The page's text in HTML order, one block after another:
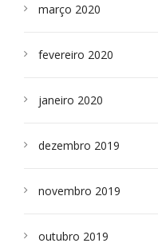
março 2020
fevereiro 2020
janeiro 2020
dezembro 2019
novembro 2019
outubro 2019